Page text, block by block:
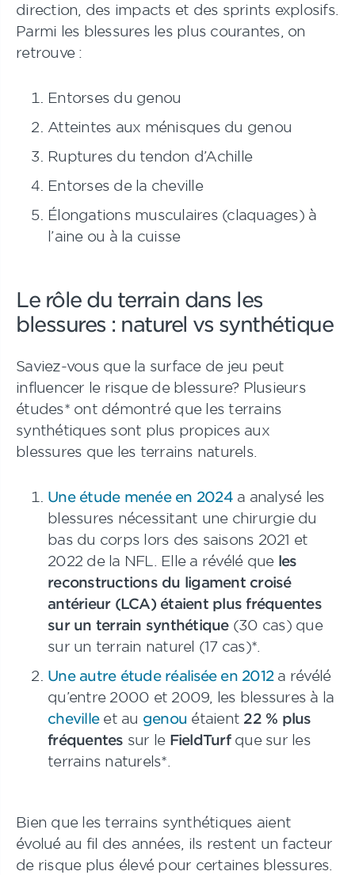
direction, des impacts et des sprints explosifs.
Parmi les blessures les plus courantes, on
retrouve :
Entorses du genou
Atteintes aux ménisques du genou
Ruptures du tendon d’Achille
Entorses de la cheville
Élongations musculaires (claquages) à
l’aine ou à la cuisse
Le rôle du terrain dans les
blessures : naturel vs synthétique
Saviez-vous que la surface de jeu peut
influencer le risque de blessure? Plusieurs
études* ont démontré que les terrains
synthétiques sont plus propices aux
blessures que les terrains naturels.
Une étude menée en 2024a analysé les
blessures nécessitant une chirurgie du
bas du corps lors des saisons 2021 et
2022 de la NFL. Elle a révélé que les
reconstructions du ligament croisé
antérieur (LCA) étaient plus fréquentes
sur un terrain synthétique(30 cas) que
sur un terrain naturel (17 cas)*.
Une autre étude réalisée en 2012a révélé
qu’entre 2000 et 2009, les blessures à la
chevilleet au genou étaient 22 % plus
fréquentes sur le FieldTurfque sur les
terrains naturels*.
Bien que les terrains synthétiques aient
évolué au fil des années, ils restent un facteur
de risque plus élevé pour certaines blessures.